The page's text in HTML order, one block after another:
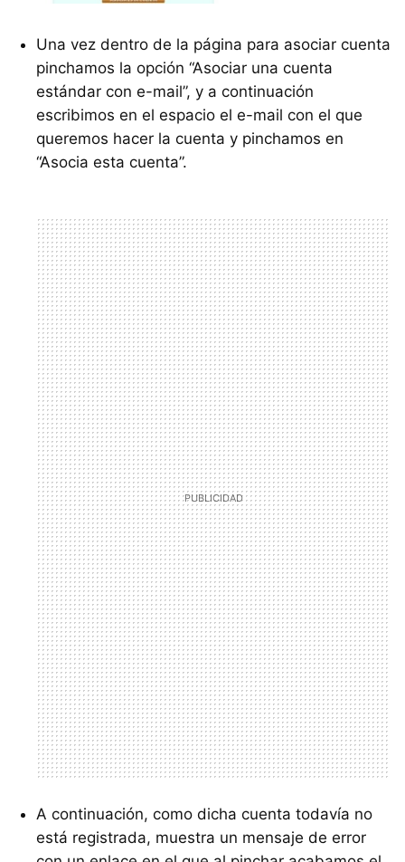
Una vez dentro de la página para asociar cuenta
pinchamos la opción “Asociar una cuenta
estándar con e-mail”, y a continuación
escribimos en el espacio el e-mail con el que
queremos hacer la cuenta y pinchamos en
“Asocia esta cuenta”.
A continuación, como dicha cuenta todavía no
está registrada, muestra un mensaje de error